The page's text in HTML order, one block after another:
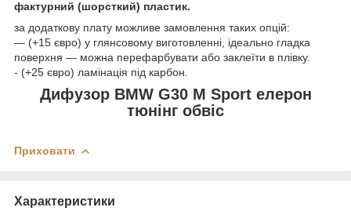
фактурний (шорсткий) пластик.
за додаткову плату можливе замовлення таких опцій:
— (+15 євро) у глянсовому виготовленні, ідеально гладка
поверхня — можна перефарбувати або заклеїти в плівку.
- (+25 євро) ламінація під карбон.
Дифузор BMW G30 M Sport елерон
тюнінг обвіс
Приховати
Характеристики